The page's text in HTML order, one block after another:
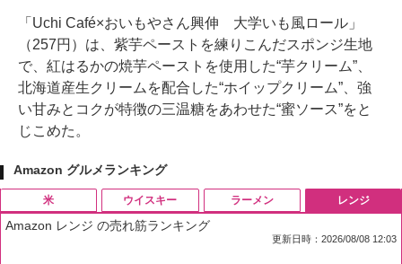
「Uchi Café×おいもやさん興伸 大学いも風ロール」
（257円）は、紫芋ペーストを練りこんだスポンジ生地
で、紅はるかの焼芋ペーストを使用した“芋クリーム”、
北海道産生クリームを配合した“ホイップクリーム”、強
い甘みとコクが特徴の三温糖をあわせた“蜜ソース”をと
じこめた。
Amazon グルメランキング
米 ウイスキー ラーメン レンジ
Amazon レンジ の売れ筋ランキング
更新日時：2026/08/08 12:03